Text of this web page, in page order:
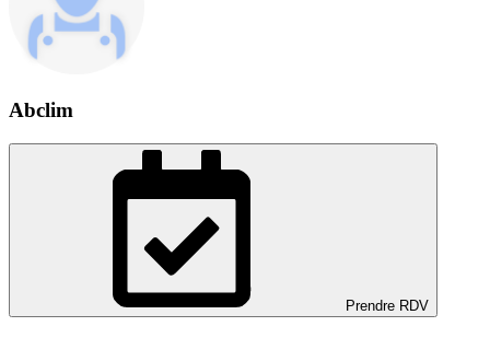
Abclim
Prendre RDV